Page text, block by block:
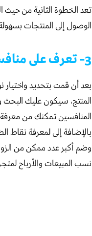
تعد الخطوة الثانية من
الوصول إلى المنتجات
3- تعرف على منافسيك قبل فتح متجر إلكتروني
بعد أن قمت بتحديد
المنتج، سيكون عليك
المنافسين تمكنك من
بالإضافة إلى لمعرفة نقاط
وضم أكبر عدد ممكن من
نسب المبيعات والأرباح